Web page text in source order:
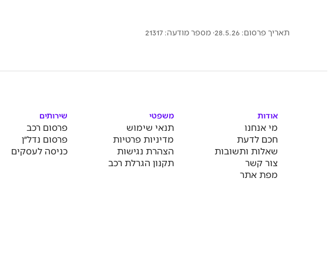
תאריך פרסום: 28.5.26 · מספר מודעה: 21317
אודות
מי אנחנו
חכם לדעת
שאלות ותשובות
צור קשר
מפת אתר
משפטי
תנאי שימוש
מדיניות פרטיות
הצהרת נגישות
תקנון הגרלת רכב
שירותים
פרסום רכב
פרסום נדל״ן
כניסה לעסקים